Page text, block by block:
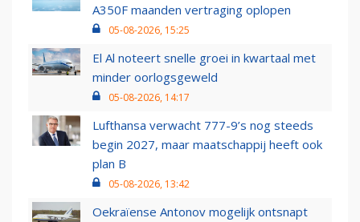
A350F maanden vertraging oplopen
05-08-2026, 15:25
El Al noteert snelle groei in kwartaal met
minder oorlogsgeweld
05-08-2026, 14:17
Lufthansa verwacht 777-9’s nog steeds
begin 2027, maar maatschappij heeft ook
plan B
05-08-2026, 13:42
Oekraïense Antonov mogelijk ontsnapt